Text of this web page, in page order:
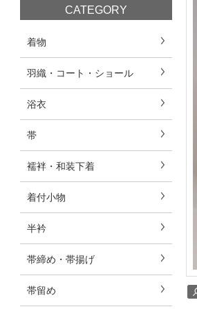
CATEGORY
着物
羽織・コート・ショール
浴衣
帯
襦袢・和装下着
着付小物
半衿
帯締め・帯揚げ
帯留め